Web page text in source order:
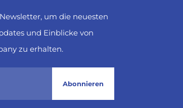
um die neuesten
und Einblicke von
zu erhalten.
Abonnieren